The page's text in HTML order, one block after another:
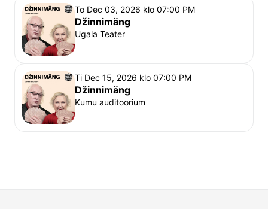
To Dec 03, 2026 klo 07:00 PM
Džinnimäng
Ugala Teater
Ti Dec 15, 2026 klo 07:00 PM
Džinnimäng
Kumu auditoorium